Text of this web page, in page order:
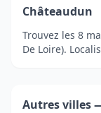
Châteaudun
Trouvez les 8
De Loire).
Autres villes